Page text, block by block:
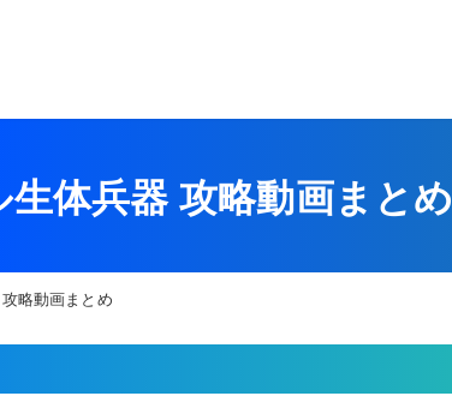
体兵器 攻略動画まとめ
略動画まとめ